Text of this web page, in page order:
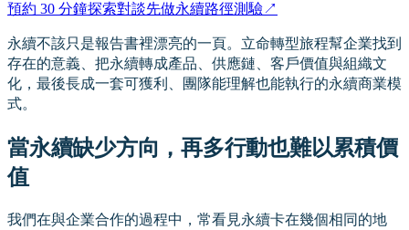
預約 30 分鐘探索對談先做永續路徑測驗↗
永續不該只是報告書裡漂亮的一頁。立命轉型旅程幫企業找到
存在的意義、把永續轉成產品、供應鏈、客戶價值與組織文
化，最後長成一套可獲利、團隊能理解也能執行的永續商業模
式。
當永續缺少方向，再多行動也難以累積價
值
我們在與企業合作的過程中，常看見永續卡在幾個相同的地